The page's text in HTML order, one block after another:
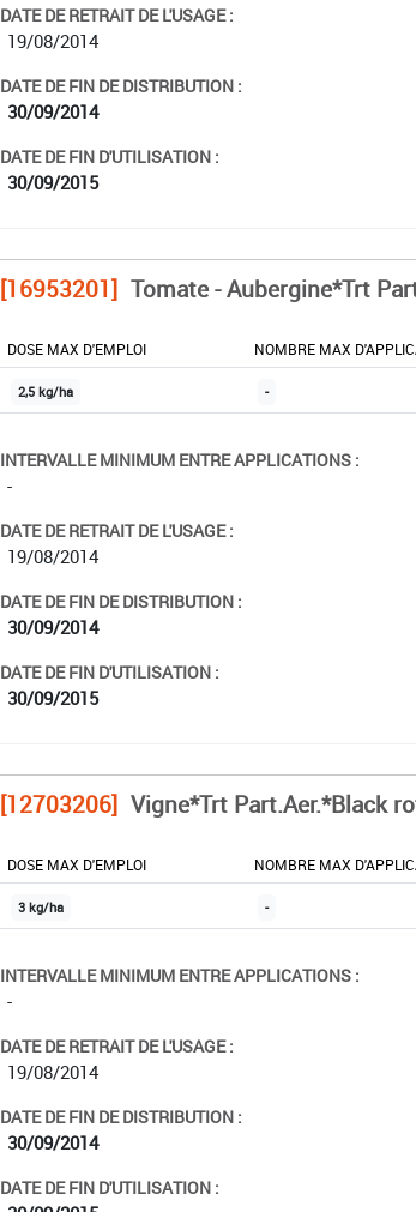
DATE DE RETRAIT DE L'USAGE :
19/08/2014
DATE DE FIN DE DISTRIBUTION :
30/09/2014
DATE DE FIN D'UTILISATION :
30/09/2015
[16953201] Tomate - Aubergine*Trt
DOSE MAX D'EMPLOI NOMBRE MAX
2,5 kg/ha -
INTERVALLE MINIMUM ENTRE APPLICATIONS :
-
DATE DE RETRAIT DE L'USAGE :
19/08/2014
DATE DE FIN DE DISTRIBUTION :
30/09/2014
DATE DE FIN D'UTILISATION :
30/09/2015
[12703206] Vigne*Trt Part.Aer.*Black
DOSE MAX D'EMPLOI NOMBRE MAX
3 kg/ha -
INTERVALLE MINIMUM ENTRE APPLICATIONS :
-
DATE DE RETRAIT DE L'USAGE :
19/08/2014
DATE DE FIN DE DISTRIBUTION :
30/09/2014
DATE DE FIN D'UTILISATION :